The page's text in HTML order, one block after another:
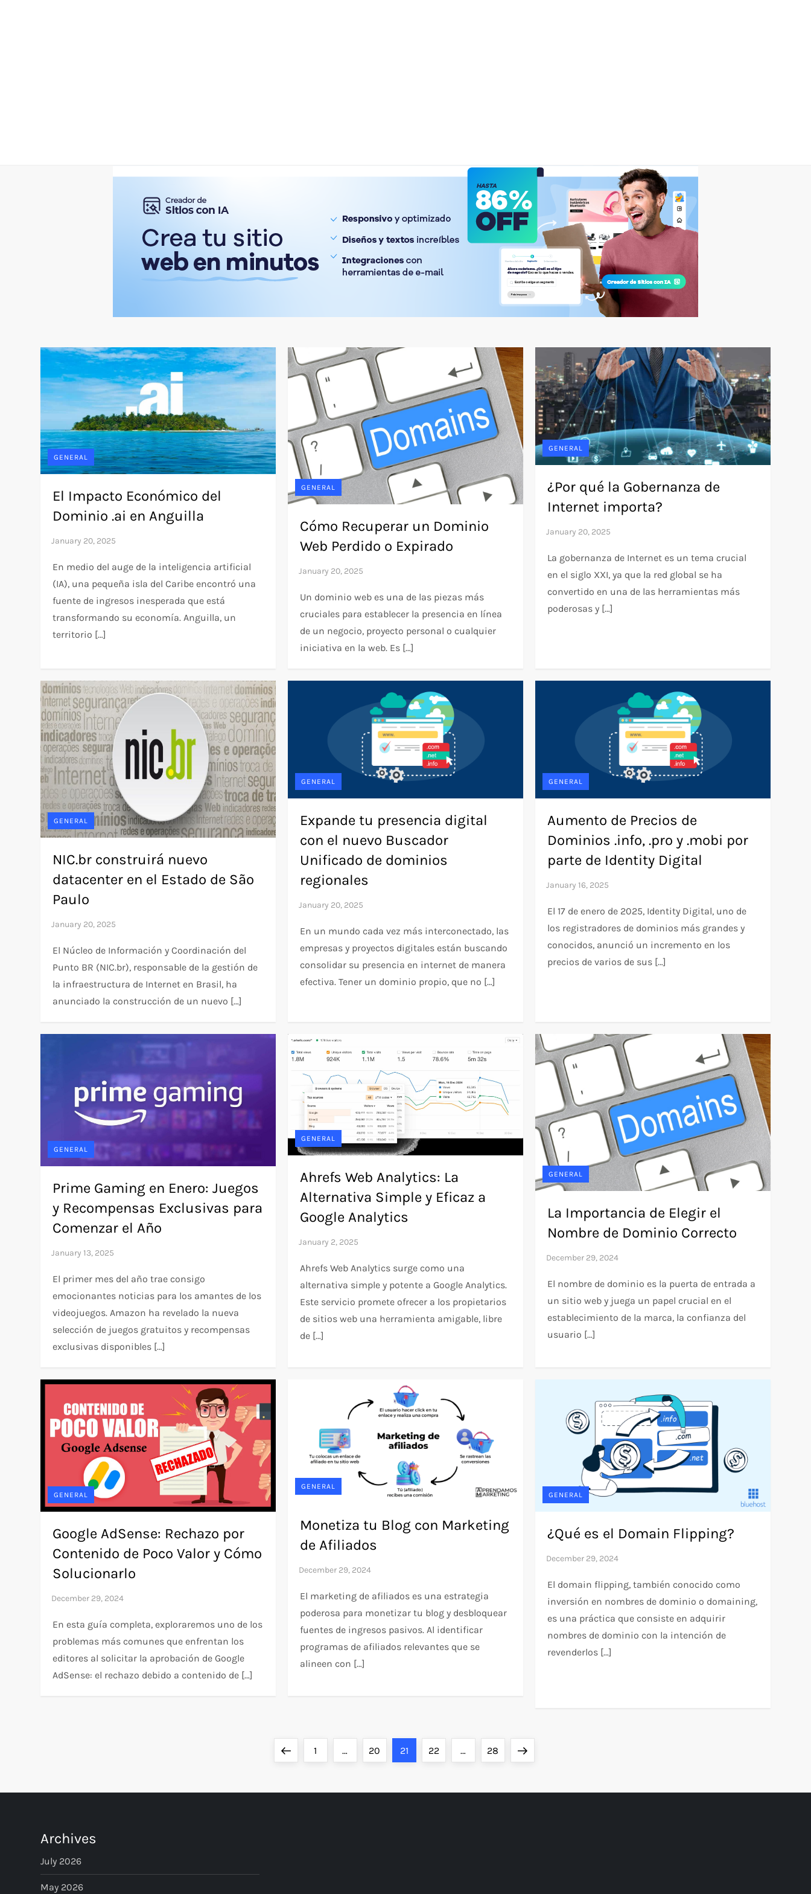
GENERAL
El Impacto Económico del
Dominio .ai en Anguilla
En medio del auge de la inteligencia artificial
(IA), una pequeña isla del Caribe encontró una
fuente de ingresos inesperada que está
transformando su economía. Anguilla, un
territorio […]
GENERAL
Cómo Recuperar un Dominio
Web Perdido o Expirado
Un dominio web es una de las piezas más
cruciales para establecer la presencia en línea
de un negocio, proyecto personal o cualquier
iniciativa en la web. Es […]
GENERAL
¿Por qué la Gobernanza de
Internet importa?
La gobernanza de Internet es un tema crucial
en el siglo XXI, ya que la red global se ha
convertido en una de las herramientas más
poderosas y […]
GENERAL
NIC.br construirá nuevo
datacenter en el Estado de São
Paulo
El Núcleo de Información y Coordinación del
Punto BR (NIC.br), responsable de la gestión de
la infraestructura de Internet en Brasil, ha
anunciado la construcción de un nuevo […]
GENERAL
Expande tu presencia digital
con el nuevo Buscador
Unificado de dominios
regionales
En un mundo cada vez más interconectado, las
empresas y proyectos digitales están buscando
consolidar su presencia en internet de manera
efectiva. Tener un dominio propio, que no […]
GENERAL
Aumento de Precios de
Dominios .info, .pro y .mobi por
parte de Identity Digital
El 17 de enero de 2025, Identity Digital, uno de
los registradores de dominios más grandes y
conocidos, anunció un incremento en los
precios de varios de sus […]
GENERAL
Prime Gaming en Enero: Juegos
y Recompensas Exclusivas para
Comenzar el Año
El primer mes del año trae consigo
emocionantes noticias para los amantes de los
videojuegos. Amazon ha revelado la nueva
selección de juegos gratuitos y recompensas
exclusivas disponibles […]
GENERAL
Ahrefs Web Analytics: La
Alternativa Simple y Eficaz a
Google Analytics
Ahrefs Web Analytics surge como una
alternativa simple y potente a Google Analytics.
Este servicio promete ofrecer a los propietarios
de sitios web una herramienta amigable, libre
de […]
GENERAL
La Importancia de Elegir el
Nombre de Dominio Correcto
El nombre de dominio es la puerta de entrada a
un sitio web y juega un papel crucial en el
establecimiento de la marca, la confianza del
usuario […]
GENERAL
Google AdSense: Rechazo por
Contenido de Poco Valor y Cómo
Solucionarlo
En esta guía completa, exploraremos uno de los
problemas más comunes que enfrentan los
editores al solicitar la aprobación de Google
AdSense: el rechazo debido a contenido de […]
GENERAL
Monetiza tu Blog con Marketing
de Afiliados
El marketing de afiliados es una estrategia
poderosa para monetizar tu blog y desbloquear
fuentes de ingresos pasivos. Al identificar
programas de afiliados relevantes que se
alineen con […]
GENERAL
¿Qué es el Domain Flipping?
El domain flipping, también conocido como
inversión en nombres de dominio o domaining,
es una práctica que consiste en adquirir
nombres de dominio con la intención de
revenderlos […]
t
s
PreviousPage
1 … Page
20 Page
21 Page
22 … Page
28 Next
Archives
July 2026
May 2026